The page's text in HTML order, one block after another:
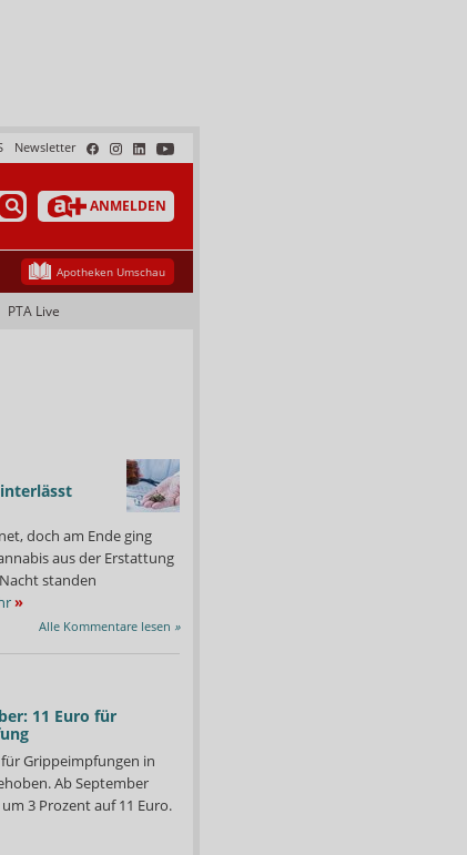
Newsletter
ANMELDEN
Apotheken Umschau
PTA Live
doch am Ende ging
aus der Erstattung
standen
»
Alle Kommentare lesen »
11 Euro für
Grippeimpfungen in
Ab September
3 Prozent auf 11 Euro.